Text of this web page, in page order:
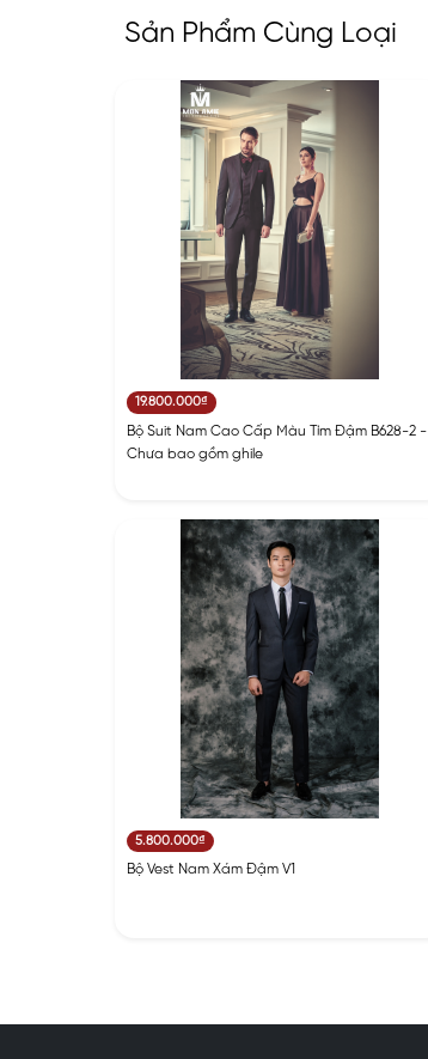
Sản Phẩm Cùng Loại
19.800.000₫
Bộ Suit Nam Cao Cấp Màu Tím Đậm B628-2 -
Chưa bao gồm ghile
5.800.000₫
Bộ Vest Nam Xám Đậm V1